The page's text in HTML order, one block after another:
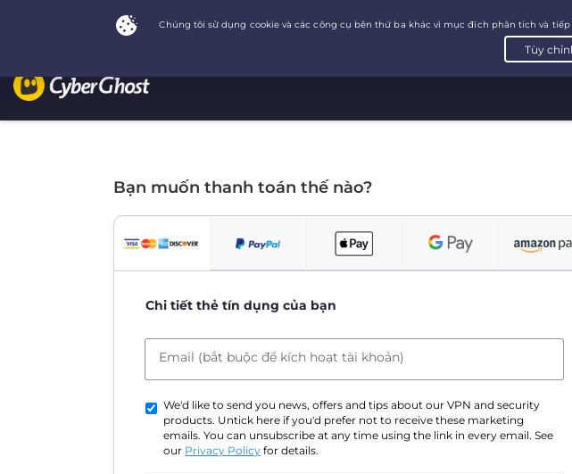
Bạn muốn thanh toán thế nào?
Chi tiết thẻ tín dụng của bạn
Email (bắt buộc để kích hoạt tài khoản)
We'd like to send you news, offers and tips about our VPN and security
products. Untick here if you'd prefer not to receive these marketing
emails. You can unsubscribe at any time using the link in every email. See
our Privacy Policy for details.